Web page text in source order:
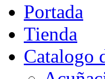
Portada
Tienda
Catalogo